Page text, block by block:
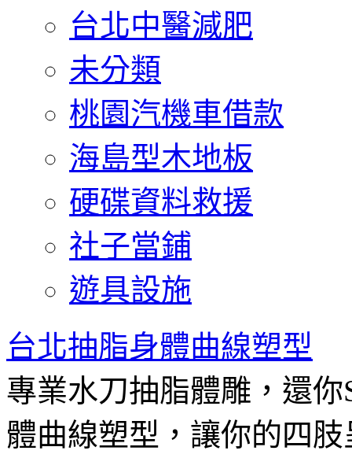
台北中醫減肥
未分類
桃園汽機車借款
海島型木地板
硬碟資料救援
社子當鋪
遊具設施
台北抽脂身體曲線塑型
專業水刀抽脂體雕，還
體曲線塑型，讓你的四